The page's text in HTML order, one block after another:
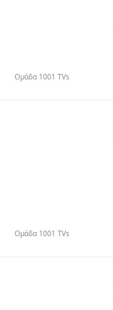
Ομάδα 1001 TVs
Ομάδα 1001 TVs